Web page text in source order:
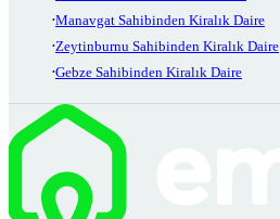
Manavgat Sahibinden Kiralık Daire
Zeytinburnu Sahibinden Kiralık Daire
Gebze Sahibinden Kiralık Daire